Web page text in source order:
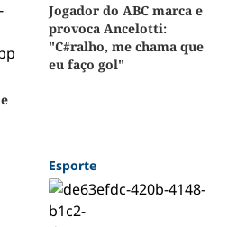
Jogador do ABC marca e
provoca Ancelotti:
"C#ralho, me chama que
eu faço gol"
Esporte